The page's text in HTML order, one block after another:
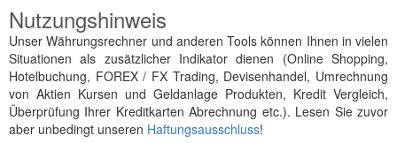
Nutzungshinweis
Unser Währungsrechner und anderen Tools können Ihnen in vielen
Situationen als zusätzlicher Indikator dienen (Online Shopping,
Hotelbuchung, FOREX / FX Trading, Devisenhandel, Umrechnung
von Aktien Kursen und Geldanlage Produkten, Kredit Vergleich,
Überprüfung Ihrer Kreditkarten Abrechnung etc.). Lesen Sie zuvor
aber unbedingt unseren Haftungsausschluss!